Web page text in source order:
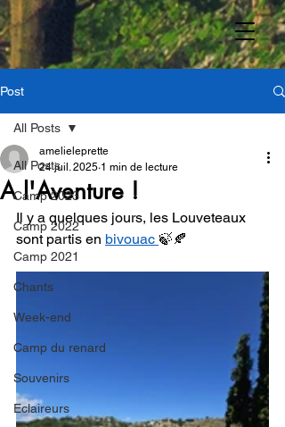
Post
All Posts
Camp 2023
Camp 2022
Camp 2021
Chants
Week-end
Camp du renard
Souvenirs
Eclaireurs
All Posts
A l'Aventure !
amelieleprette
24 juil. 2025 1 min de lecture
Il y a quelques jours, les Louveteaux
sont partis en bivouac 🍃🍂